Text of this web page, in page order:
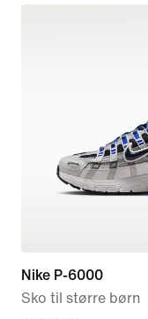
Nike P-6000
Sko til større børn